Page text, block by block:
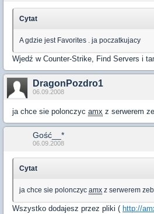
Cytat
A gdzie jest Favorites . ja poczatkujacy
Wjedź w Counter-Strike, Find Servers i
DragonPozdro1
06.09.2008
ja chce sie polonczyc amx z serwerem
Gość__*
06.09.2008
Cytat
ja chce sie polonczyc amx z serwerem
Wszystko dodajesz przez pliki ( http://